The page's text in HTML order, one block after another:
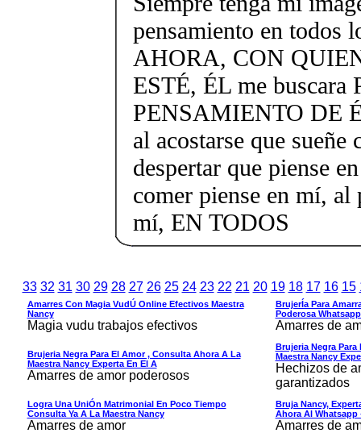
pensamiento en todos
AHORA, CON
ESTÉ, ÉL me buscara
PENSAMIENTO DE
al acostarse que sueñe
despertar que piense
comer piense en mí, al
mí, EN TODOS
33 32 31 30 29 28 27 26 25 24 23 22 21 20 19 18 17 16 15
Amarres Con Magia VudÚ Online Efectivos Maestra
Nancy
Magia vudu trabajos efectivos
BrujerÍa Para
Poderosa
Amarres de
Brujeria Negra Para El Amor , Consulta Ahora A La
Maestra Nancy Experta En El A
Amarres de amor poderosos
Brujeria Negra
Maestra Nancy
Hechizos de
garantizados
Logra Una UniÓn Matrimonial En Poco Tiempo
Consulta Ya A La Maestra Nancy
Amarres de amor
Bruja Nancy,
Ahora Al Whatsapp
Amarres de